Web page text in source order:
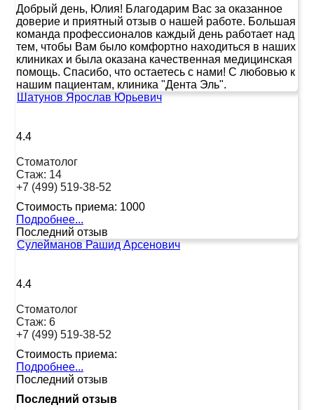
Добрый день, Юлия! Благодарим Вас за оказанное
доверие и приятный отзыв о нашей работе. Большая
команда профессионалов каждый день работает над
тем, чтобы Вам было комфортно находиться в наших
клиниках и была оказана качественная медицинская
помощь. Спасибо, что остаетесь с нами! С любовью к
нашим пациентам, клиника "Дента Эль".
Шатунов Ярослав Юрьевич
4.4
Стоматолог
Стаж: 14
+7 (499) 519-38-52
Стоимость приема: 1000
Подробнее...
Последний отзыв
Сулейманов Рашид Арсенович
4.4
Стоматолог
Стаж: 6
+7 (499) 519-38-52
Стоимость приема:
Подробнее...
Последний отзыв
Последний отзыв